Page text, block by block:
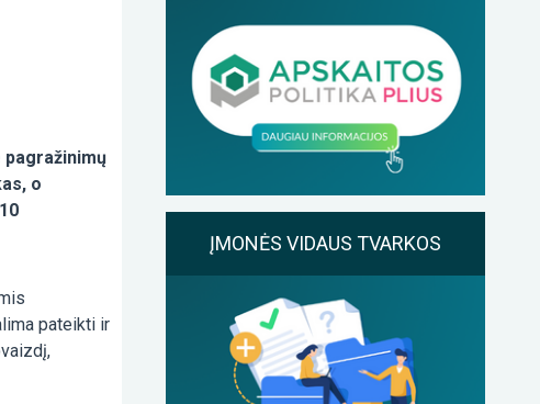
o
pateikti ir
ĮMONĖS VIDAUS TVARKOS